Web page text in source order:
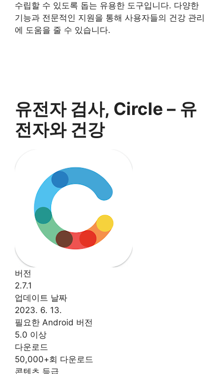
수립할 수 있도록 돕는 유용한 도구입니다. 다양한
기능과 전문적인 지원을 통해 사용자들의 건강 관리
에 도움을 줄 수 있습니다.
유전자 검사, Circle – 유
전자와 건강
버전
2.7.1
업데이트 날짜
2023. 6. 13.
필요한 Android 버전
5.0 이상
다운로드
50,000+회 다운로드
콘텐츠 등급